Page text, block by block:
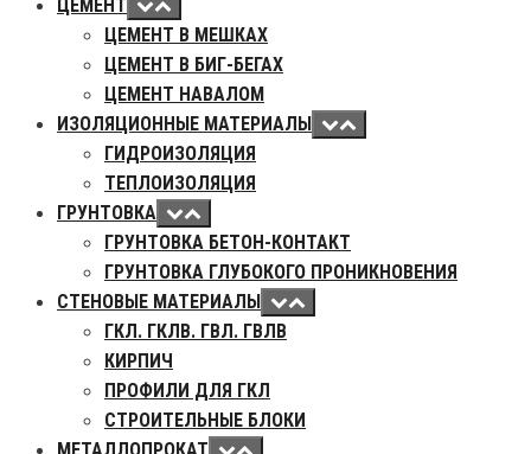
ЦЕМЕНТ
ЦЕМЕНТ В МЕШКАХ
ЦЕМЕНТ В БИГ-БЕГАХ
ЦЕМЕНТ НАВАЛОМ
ИЗОЛЯЦИОННЫЕ МАТЕРИАЛЫ
ГИДРОИЗОЛЯЦИЯ
ТЕПЛОИЗОЛЯЦИЯ
ГРУНТОВКА
ГРУНТОВКА БЕТОН-КОНТАКТ
ГРУНТОВКА ГЛУБОКОГО ПРОНИКНОВЕНИЯ
СТЕНОВЫЕ МАТЕРИАЛЫ
ГКЛ. ГКЛВ. ГВЛ. ГВЛВ
КИРПИЧ
ПРОФИЛИ ДЛЯ ГКЛ
СТРОИТЕЛЬНЫЕ БЛОКИ